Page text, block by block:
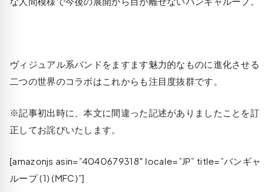
ヴィジュアル系バンドをますます魅力的なものに進化させる
二つの世界のコラボはこれからも注目度抜群です。
※記事初出時に、本文に間違った記述がありましたことを訂
正してお詫びいたします。
[amazonjs asin=”4040679318″ locale=”JP” title=”バンギャ
ループ (1) (MFC)”]